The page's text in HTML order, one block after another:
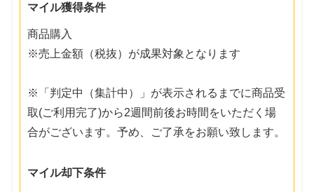
マイル獲得条件
商品購入
※売上金額（税抜）が成果対象となります
※「判定中（集計中）」が表示されるまでに商品受
取(ご利用完了)から2週間前後お時間をいただく場
合がございます。予め、ご了承をお願い致します。
マイル却下条件